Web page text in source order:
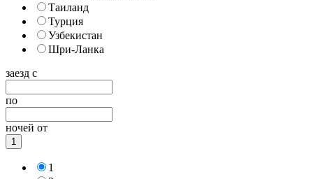
Таиланд
Турция
Узбекистан
Шри-Ланка
заезд с
по
ночей от
1
1